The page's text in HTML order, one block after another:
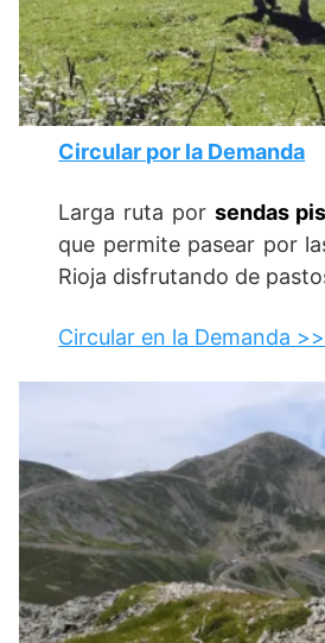
Circular por la Demanda
Larga ruta por sendas
que permite pasear por
Rioja disfrutando de
Circular en la Demanda >>